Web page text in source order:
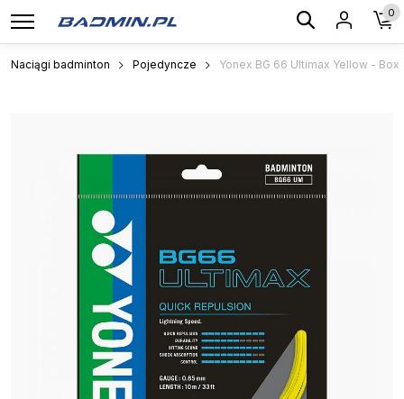
0
Naciągi badminton Pojedyncze Yonex BG 66 Ultimax Yellow - Box